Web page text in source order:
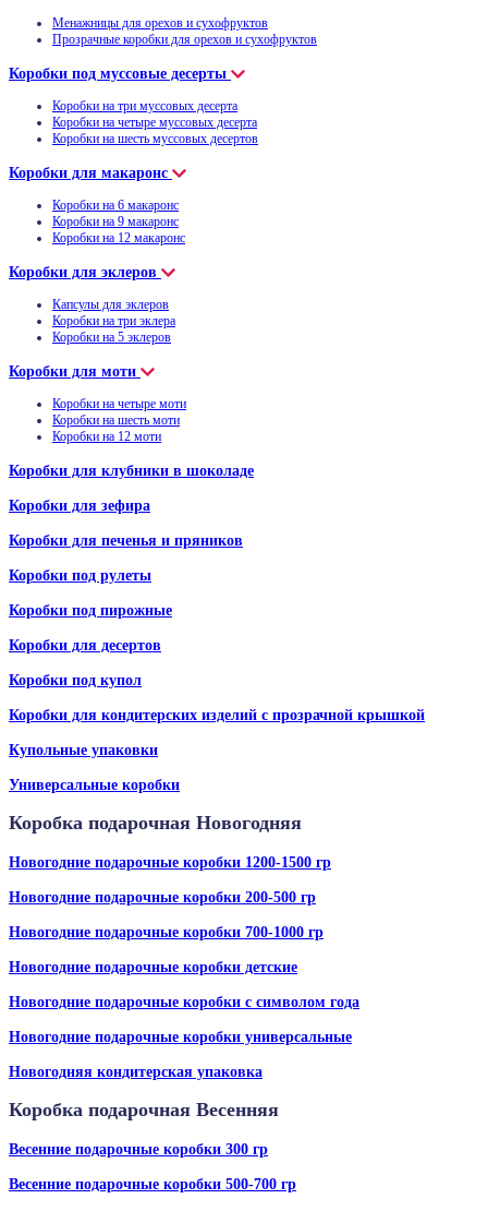
Менажницы для орехов и сухофруктов
Прозрачные коробки для орехов и сухофруктов
Коробки под муссовые десерты
Коробки на три муссовых десерта
Коробки на четыре муссовых десерта
Коробки на шесть муссовых десертов
Коробки для макаронс
Коробки на 6 макаронс
Коробки на 9 макаронс
Коробки на 12 макаронс
Коробки для эклеров
Капсулы для эклеров
Коробки на три эклера
Коробки на 5 эклеров
Коробки для моти
Коробки на четыре моти
Коробки на шесть моти
Коробки на 12 моти
Коробки для клубники в шоколаде
Коробки для зефира
Коробки для печенья и пряников
Коробки под рулеты
Коробки под пирожные
Коробки для десертов
Коробки под купол
Коробки для кондитерских изделий с прозрачной крышкой
Купольные упаковки
Универсальные коробки
Коробка подарочная Новогодняя
Новогодние подарочные коробки 1200-1500 гр
Новогодние подарочные коробки 200-500 гр
Новогодние подарочные коробки 700-1000 гр
Новогодние подарочные коробки детские
Новогодние подарочные коробки с символом года
Новогодние подарочные коробки универсальные
Новогодняя кондитерская упаковка
Коробка подарочная Весенняя
Весенние подарочные коробки 300 гр
Весенние подарочные коробки 500-700 гр